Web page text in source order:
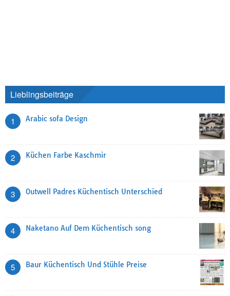
Lieblingsbeiträge
1 Arabic sofa Design
2 Küchen Farbe Kaschmir
3 Outwell Padres Küchentisch Unterschied
4 Naketano Auf Dem Küchentisch song
5 Baur Küchentisch Und Stühle Preise